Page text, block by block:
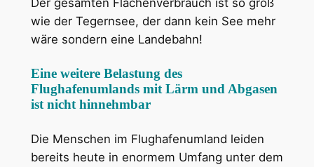
Der gesamten Flächenverbrauch ist so groß
wie der Tegernsee, der dann kein See mehr
wäre sondern eine Landebahn!
Eine weitere Belastung des
Flughafenumlands mit Lärm und Abgasen
ist nicht hinnehmbar
Die Menschen im Flughafenumland leiden
bereits heute in enormem Umfang unter dem